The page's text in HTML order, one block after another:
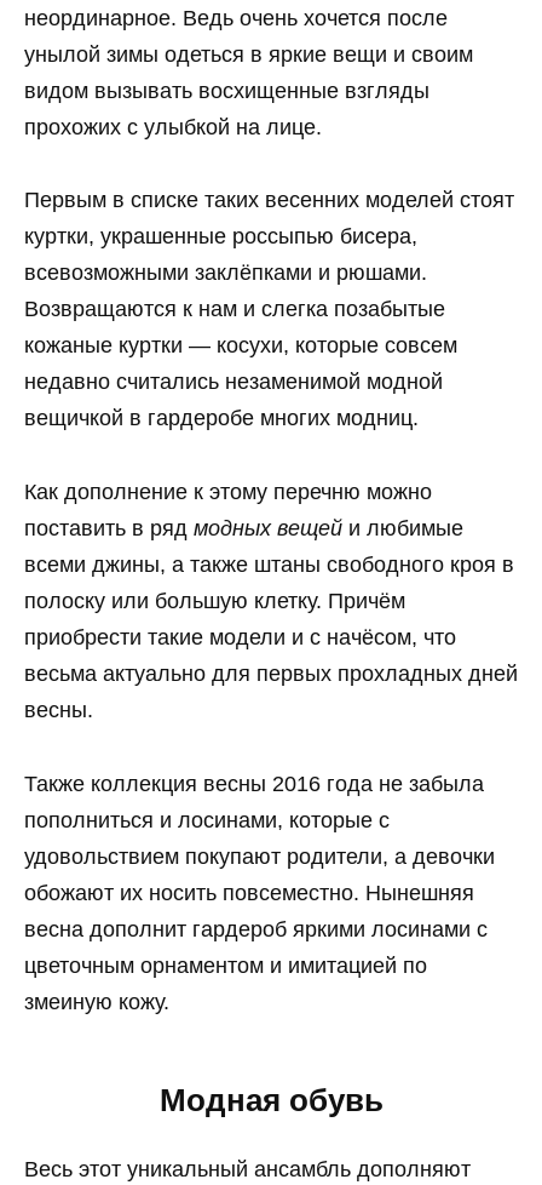
неординарное. Ведь очень хочется после
унылой зимы одеться в яркие вещи и своим
видом вызывать восхищенные взгляды
прохожих с улыбкой на лице.
Первым в списке таких весенних моделей стоят
куртки, украшенные россыпью бисера,
всевозможными заклёпками и рюшами.
Возвращаются к нам и слегка позабытые
кожаные куртки — косухи, которые совсем
недавно считались незаменимой модной
вещичкой в гардеробе многих модниц.
Как дополнение к этому перечню можно
поставить в ряд модных вещей и любимые
всеми джины, а также штаны свободного кроя в
полоску или большую клетку. Причём
приобрести такие модели и с начёсом, что
весьма актуально для первых прохладных дней
весны.
Также коллекция весны 2016 года не забыла
пополниться и лосинами, которые с
удовольствием покупают родители, а девочки
обожают их носить повсеместно. Нынешняя
весна дополнит гардероб яркими лосинами с
цветочным орнаментом и имитацией по
змеиную кожу.
Модная обувь
Весь этот уникальный ансамбль дополняют